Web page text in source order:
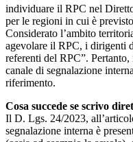
individuare il RPC nel
per le regioni in cui è
Considerato l’ambito
agevolare il RPC, i dirigenti
referenti del RPC”.
canale di segnalazione
riferimento.
Cosa succede se scrivo
Il D. Lgs. 24/2023,
segnalazione interna è